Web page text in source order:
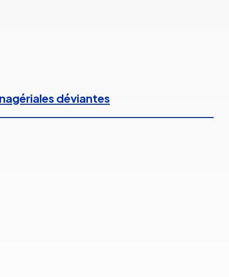
déviantes